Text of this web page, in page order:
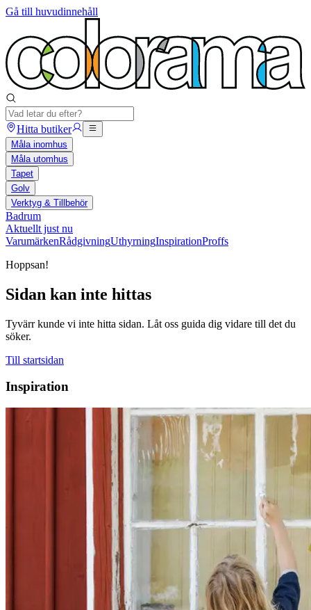
Gå till huvudinnehåll
Hitta butiker
Måla inomhus
Måla utomhus
Tapet
Golv
Verktyg & Tillbehör
Badrum
Aktuellt just nu
VarumärkenRådgivningUthyrningInspirationProffs
Hoppsan!
Sidan kan inte hittas
Tyvärr kunde vi inte hitta sidan. Låt oss guida dig vidare till det du
söker.
Till startsidan
Inspiration